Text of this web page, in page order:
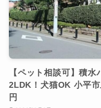
【ペット相談可】積
2LDK！犬猫OK 小平
円